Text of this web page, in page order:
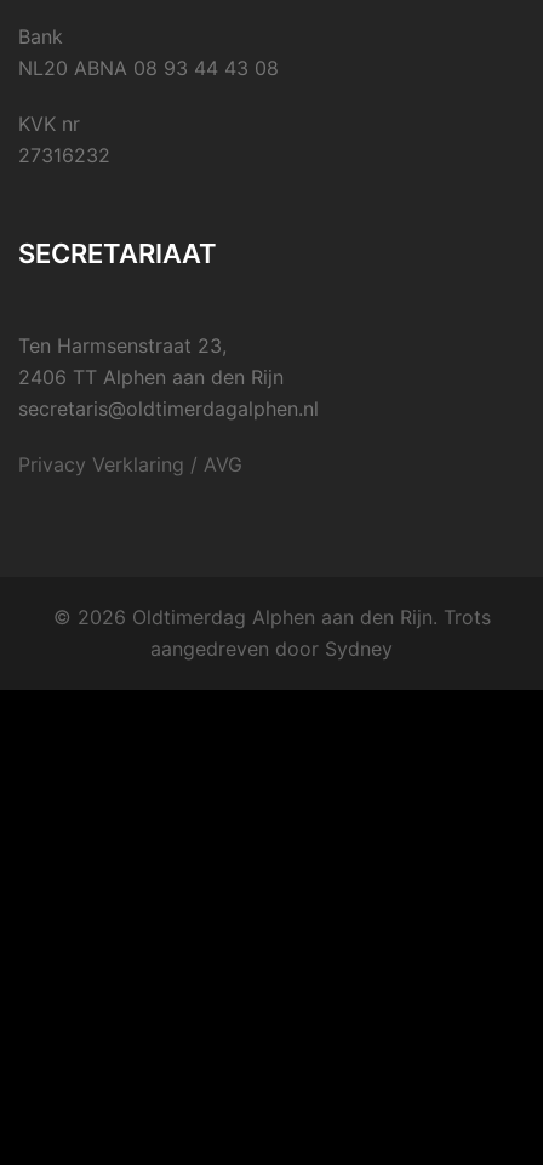
Bank
NL20 ABNA 08 93 44 43 08
KVK nr
27316232
SECRETARIAAT
Ten Harmsenstraat 23,
2406 TT Alphen aan den Rijn
secretaris@oldtimerdagalphen.nl
Privacy Verklaring / AVG
© 2026 Oldtimerdag Alphen aan den Rijn. Trots
aangedreven door Sydney